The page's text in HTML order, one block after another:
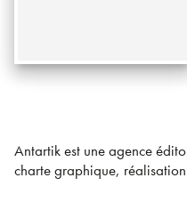
Antartik est une agence
charte graphique,